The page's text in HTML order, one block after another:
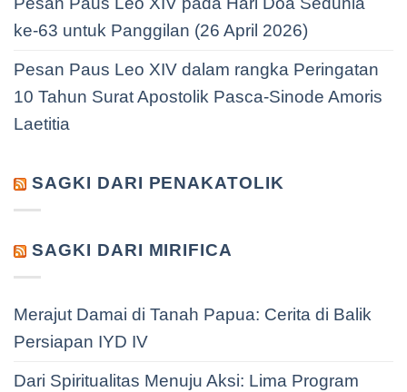
ke-63 untuk Panggilan (26 April 2026)
Pesan Paus Leo XIV dalam rangka Peringatan
10 Tahun Surat Apostolik Pasca-Sinode Amoris
Laetitia
SAGKI DARI PENAKATOLIK
SAGKI DARI MIRIFICA
Merajut Damai di Tanah Papua: Cerita di Balik
Persiapan IYD IV
Dari Spiritualitas Menuju Aksi: Lima Program